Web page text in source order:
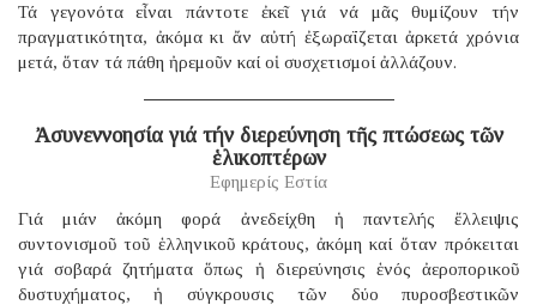
Τά γεγονότα εἶναι πάντοτε ἐκεῖ γιά νά μᾶς θυμίζουν τήν
πραγματικότητα, ἀκόμα κι ἄν αὐτή ἐξωραΐζεται ἀρκετά χρόνια
μετά, ὅταν τά πάθη ἠρεμοῦν καί οἱ συσχετισμοί ἀλλάζουν.
Ἀσυνεννοησία γιά τήν διερεύνηση τῆς πτώσεως τῶν
ἑλικοπτέρων
Εφημερίς Εστία
Γιά μιάν ἀκόμη φορά ἀνεδείχθη ἡ παντελής ἔλλειψις
συντονισμοῦ τοῦ ἑλληνικοῦ κράτους, ἀκόμη καί ὅταν πρόκειται
γιά σοβαρά ζητήματα ὅπως ἡ διερεύνησις ἑνός ἀεροπορικοῦ
δυστυχήματος, ἡ σύγκρουσις τῶν δύο πυροσβεστικῶν